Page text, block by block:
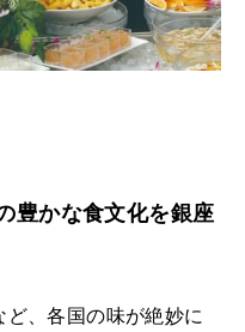
豊かな食文化を銀座
、各国の味が絶妙に